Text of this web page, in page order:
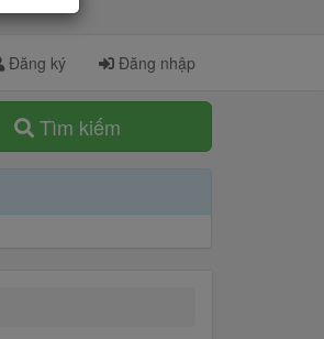
Đăng ký Đăng nhập
Tìm kiếm